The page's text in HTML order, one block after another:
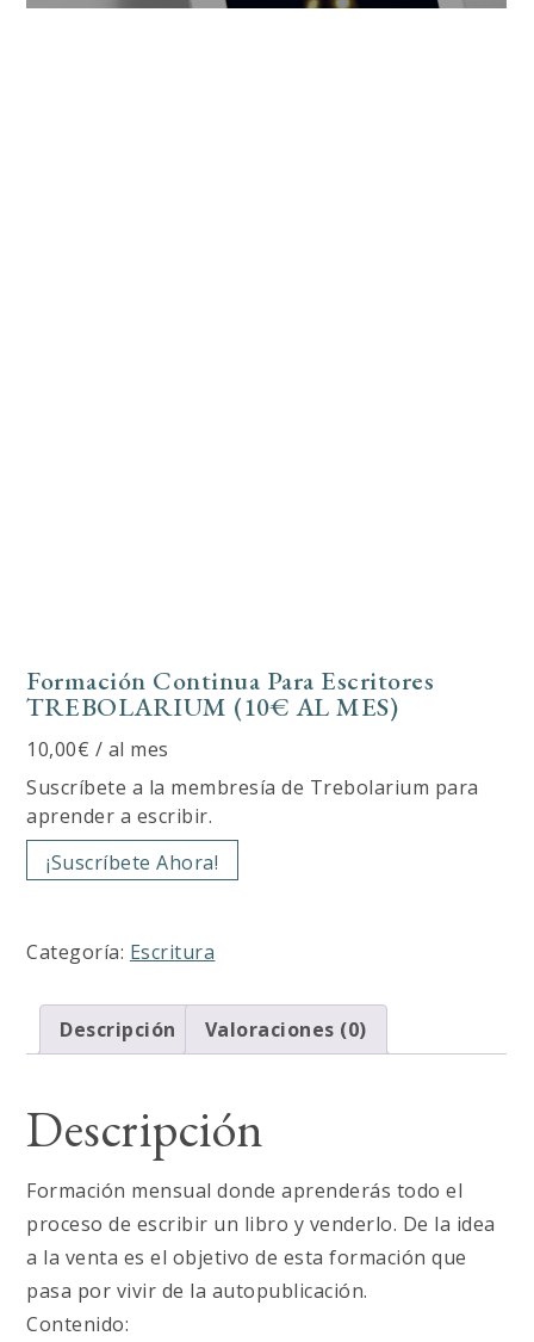
Formación Continua Para Escritores
TREBOLARIUM (10€ AL MES)
10,00€ / al mes
Suscríbete a la membresía de Trebolarium para
aprender a escribir.
Formación
continua
escritores
TREBOLARIUM
MES)
¡Suscríbete Ahora!
Categoría: Escritura
Descripción Valoraciones (0)
Descripción
Formación mensual donde aprenderás todo el
proceso de escribir un libro y venderlo. De la idea
a la venta es el objetivo de esta formación que
pasa por vivir de la autopublicación.
Contenido: